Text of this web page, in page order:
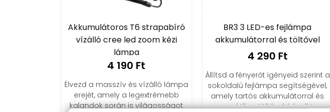
Akkumulátoros T6 strapabíró
vízálló cree led zoom kézi
lámpa
4 190 Ft
Élvezd a masszív és vízálló lámpa
erejét, amely a legextrémebb
kalandok során is világosságot
BR3 3 LED-es fejlámpa
akkumulátorral és töltővel
4 290 Ft
Állítsd a fényerőt igényeid szerint a
sokoldalú fejlámpa segítségével,
amely tartós akkumulátorral és
praktikus töltővel érkezik!